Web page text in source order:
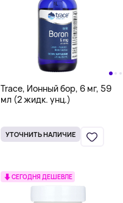
Trace, Ионный бор, 6 мг, 59
мл (2 жидк. унц.)
УТОЧНИТЬ НАЛИЧИЕ
СЕГОДНЯ ДЕШЕВЛЕ